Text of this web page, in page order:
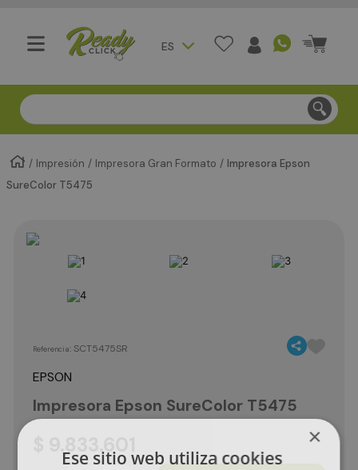
ES
Compra segura - Entregas en Bogotá en menos de 3
Impresión Impresora Gran Formato
Impresora Epson
SureColor T5475
Referencia: SCT5475SR
EPSON
Impresora Epson SureColor T5475
×
Ese sitio web utiliza cookies